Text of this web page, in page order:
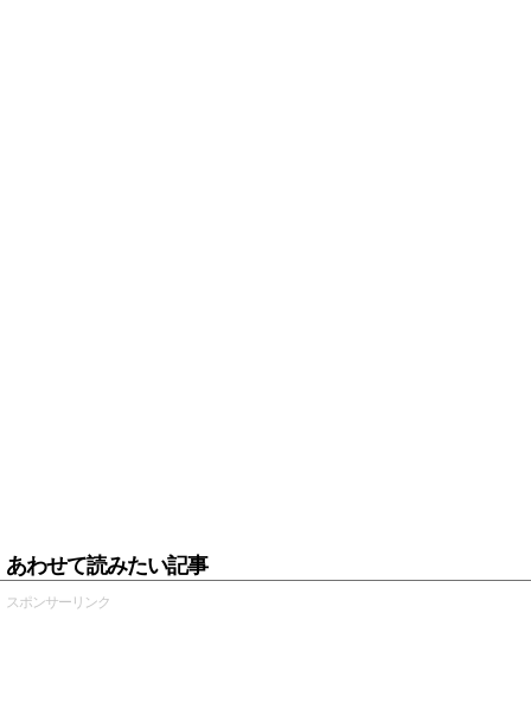
あわせて読みたい記事
スポンサーリンク